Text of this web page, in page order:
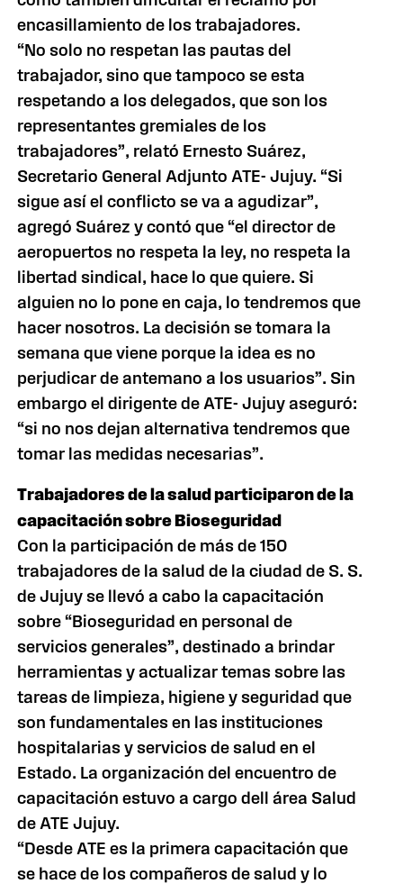
encasillamiento de los trabajadores.
“No solo no respetan las pautas del
trabajador, sino que tampoco se esta
respetando a los delegados, que son los
representantes gremiales de los
trabajadores”, relató Ernesto Suárez,
Secretario General Adjunto ATE- Jujuy. “Si
sigue así el conflicto se va a agudizar”,
agregó Suárez y contó que “el director de
aeropuertos no respeta la ley, no respeta la
libertad sindical, hace lo que quiere. Si
alguien no lo pone en caja, lo tendremos que
hacer nosotros. La decisión se tomara la
semana que viene porque la idea es no
perjudicar de antemano a los usuarios”. Sin
embargo el dirigente de ATE- Jujuy aseguró:
“si no nos dejan alternativa tendremos que
tomar las medidas necesarias”.
Trabajadores de la salud participaron de la
capacitación sobre Bioseguridad
Con la participación de más de 150
trabajadores de la salud de la ciudad de S. S.
de Jujuy se llevó a cabo la capacitación
sobre “Bioseguridad en personal de
servicios generales”, destinado a brindar
herramientas y actualizar temas sobre las
tareas de limpieza, higiene y seguridad que
son fundamentales en las instituciones
hospitalarias y servicios de salud en el
Estado. La organización del encuentro de
capacitación estuvo a cargo dell área Salud
de ATE Jujuy.
“Desde ATE es la primera capacitación que
se hace de los compañeros de salud y lo